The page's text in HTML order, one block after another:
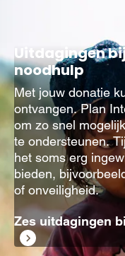
Uitdagingen
noodhulp
Met jouw donatie
ontvangen. Plan
om zo snel
te ondersteunen.
het soms erg
bieden,
of onveiligheid.
Zes uitdagingen